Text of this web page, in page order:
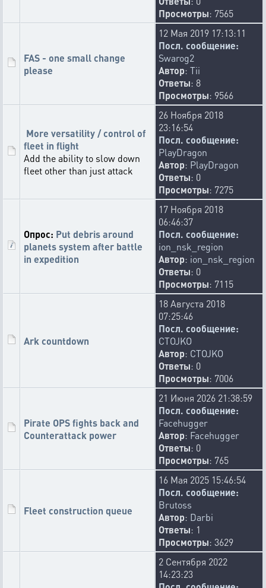
Просмотры: 7565
FAS - one small change
please
12 Мая 2019 17:13:11
Посл. сообщение:
Swarog2
Автор: Tii
Ответы: 8
Просмотры: 9566
More versatility / control of
fleet in flight
Add the ability to slow down
fleet other than just attack
26 Ноября 2018
23:16:54
Посл. сообщение:
PlayDragon
Автор: PlayDragon
Ответы: 0
Просмотры: 7275
Опрос: Put debris around
planets system after battle
in expedition
17 Ноября 2018
06:46:37
Посл. сообщение:
ion_nsk_region
Автор: ion_nsk_region
Ответы: 0
Просмотры: 7115
Ark countdown
18 Августа 2018
07:25:46
Посл. сообщение:
CTOJKO
Автор: CTOJKO
Ответы: 0
Просмотры: 7006
Pirate OPS fights back and
Counterattack power
21 Июня 2026 21:38:59
Посл. сообщение:
Facehugger
Автор: Facehugger
Ответы: 0
Просмотры: 765
Fleet construction queue
16 Мая 2025 15:46:54
Посл. сообщение:
Brutoss
Автор: Darbi
Ответы: 1
Просмотры: 3629
2 Сентября 2022
14:23:23